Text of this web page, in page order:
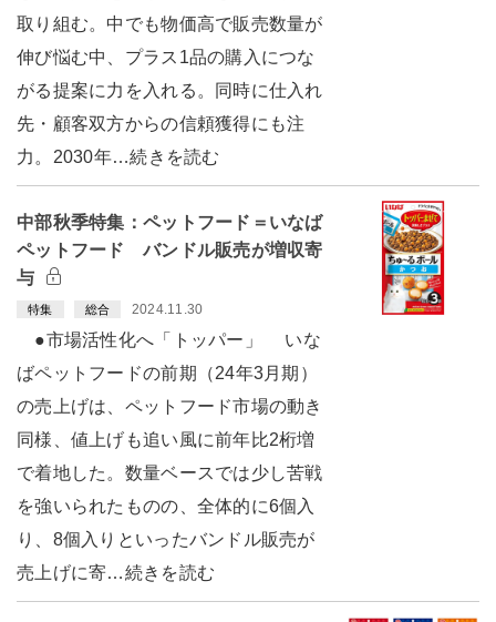
取り組む。中でも物価高で販売数量が
伸び悩む中、プラス1品の購入につな
がる提案に力を入れる。同時に仕入れ
先・顧客双方からの信頼獲得にも注
力。2030年…続きを読む
中部秋季特集：ペットフード＝いなば
ペットフード バンドル販売が増収寄
与
特集 総合 2024.11.30
●市場活性化へ「トッパー」 いな
ばペットフードの前期（24年3月期）
の売上げは、ペットフード市場の動き
同様、値上げも追い風に前年比2桁増
で着地した。数量ベースでは少し苦戦
を強いられたものの、全体的に6個入
り、8個入りといったバンドル販売が
売上げに寄…続きを読む